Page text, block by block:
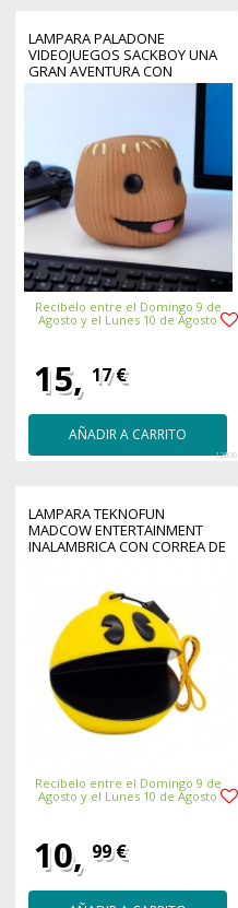
LAMPARA PALADONE
VIDEOJUEGOS SACKBOY UNA
GRAN AVENTURA CON
SONIDO
Recíbelo entre el Domingo 9 de
Agosto y el Lunes 10 de Agosto
15, 17 €
AÑADIR A CARRITO
12000
LAMPARA TEKNOFUN
MADCOW ENTERTAINMENT
INALAMBRICA CON CORREA DE
Recíbelo entre el Domingo 9 de
Agosto y el Lunes 10 de Agosto
10, 99 €